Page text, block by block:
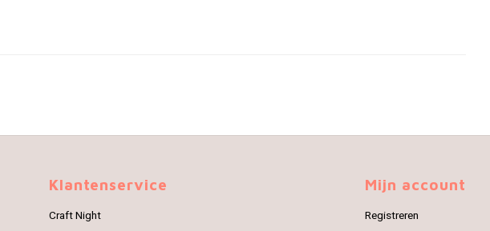
Klantenservice
Craft Night
Mijn account
Registreren